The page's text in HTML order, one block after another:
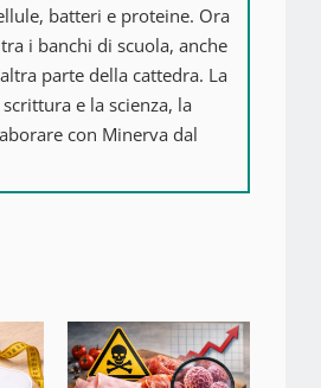
batteri e proteine. Ora
i banchi di scuola, anche
parte della cattedra. La
e la scienza, la
con Minerva dal